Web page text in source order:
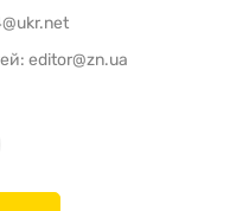
editor@zn.ua